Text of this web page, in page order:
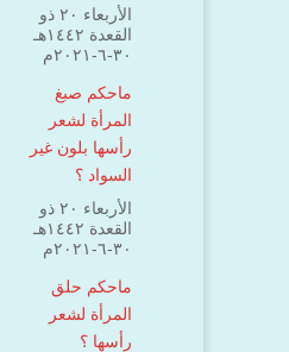
الأربعاء ۲۰ ذو
القعدة ۱٤٤۲هـ
۳۰-٦-۲۰۲۱م
ماحكم صبغ
المرأة لشعر
رأسها بلون غير
السواد ؟
الأربعاء ۲۰ ذو
القعدة ۱٤٤۲هـ
۳۰-٦-۲۰۲۱م
ماحكم حلق
المرأة لشعر
رأسها ؟